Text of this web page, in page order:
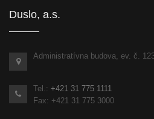
Duslo, a.s.
Administratívna budova, ev. č.
Tel.: +421 31 775 1111
Fax: +421 31 775 3000